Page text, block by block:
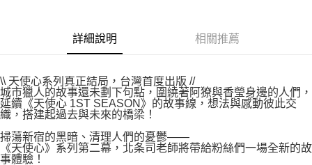
易，需依本服務之必要範圍內提供個人資料，並將交易相關給付款項請求債
https://aftee.tw/terms/#terms3
３．未成年的使用者請事先徵得法定代理人或監護人之同意方可使用
「AFTEE先享後付」，若未經同意申辦者引起之損失，本公司不負相關責
任。
時審查核予不同之上限額度；若仍有額度不足之情形，本公司將視審查結果
請求用戶進行身份認證。
５．嚴禁一人註冊多個帳號或使用他人資訊註冊。若發現惡意使用之情形，
付款後7-11取貨
宅配
每筆NT$100，滿NT$800(含以上)免運費
國家/地區配送 查看運費
詳細說明 相關推薦
\\ 天使心系列真正結局，台灣首度出版 //
城市獵人的故事還未劃下句點，圍繞著阿獠與香瑩身邊的人們，
延續《天使心 1ST SEASON》的故事線，想法與感動彼此交
織，搭建起過去與未來的橋梁！
掃蕩新宿的黑暗、清理人們的憂鬱——
《天使心》系列第二幕，北条司老師將帶給粉絲們一場全新的故
事體驗！